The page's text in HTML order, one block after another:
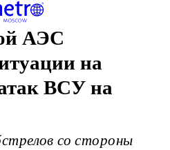
АЭС
на
ВСУ на
со стороны